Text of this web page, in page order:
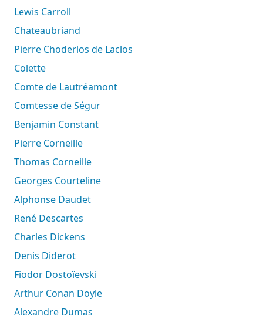
Lewis Carroll
Chateaubriand
Pierre Choderlos de Laclos
Colette
Comte de Lautréamont
Comtesse de Ségur
Benjamin Constant
Pierre Corneille
Thomas Corneille
Georges Courteline
Alphonse Daudet
René Descartes
Charles Dickens
Denis Diderot
Fiodor Dostoïevski
Arthur Conan Doyle
Alexandre Dumas